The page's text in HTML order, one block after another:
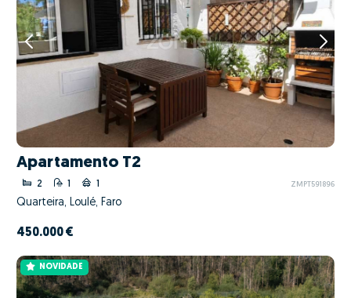
Apartamento T2
2 1 1 ZMPT591896
Quarteira, Loulé, Faro
450.000 €
NOVIDADE